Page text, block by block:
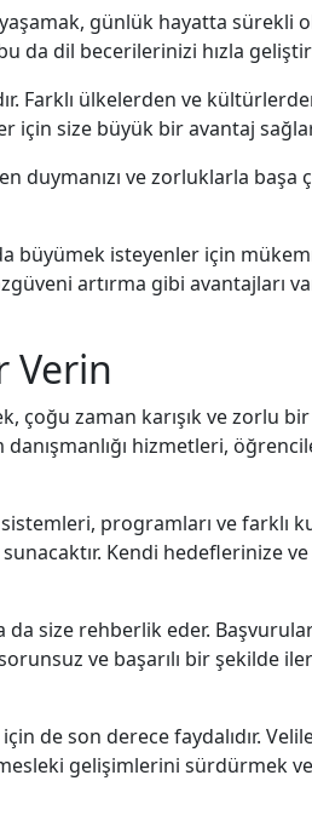
günlük hayatta sürekli
da dil becerilerinizi hızla
Farklı ülkelerden ve
için size büyük bir avantaj
duymanızı ve zorluklarla başa
büyümek isteyenler için
artırma gibi avantajları
Verin
çoğu zaman karışık ve zorlu
hizmetleri,
sistemleri, programları ve farklı
Kendi hedeflerinize ve
size rehberlik eder.
ve başarılı bir şekilde
de son derece faydalıdır.
gelişimlerini sürdürmek